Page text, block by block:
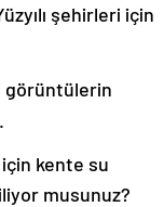
şehirleri için
görüntülerin
kente su
musunuz?